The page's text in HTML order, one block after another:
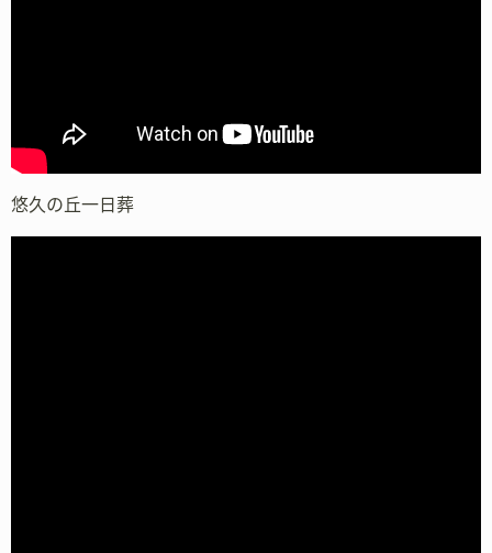
悠久の丘一日葬